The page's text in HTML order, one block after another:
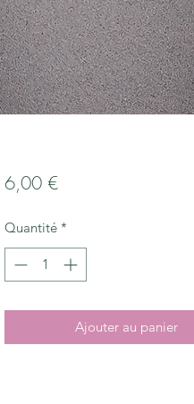
6,00 €Prix
Quantité *
Ajouter au panier